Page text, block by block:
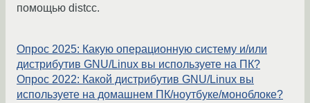
помощью distcc.
Опрос 2025: Какую операционную систему и/или
дистрибутив GNU/Linux вы используете на ПК?
Опрос 2022: Какой дистрибутив GNU/Linux вы
используете на домашнем ПК/ноутбуке/моноблоке?